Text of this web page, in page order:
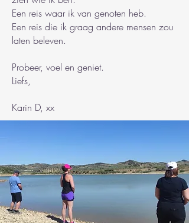
Een reis waar ik van genoten heb.
Een reis die ik graag andere mensen zou
laten beleven.
Probeer, voel en geniet.
Liefs,
Karin D, xx